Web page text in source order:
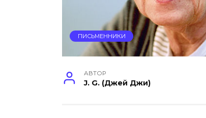
ПИСЬМЕННИКИ
АВТОР
J. G. (Джей Джи)